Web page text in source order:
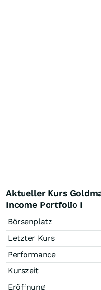
Aktueller Kurs
Income Portfolio I
Börsenplatz
Letzter Kurs
Performance
Kurszeit
Eröffnung